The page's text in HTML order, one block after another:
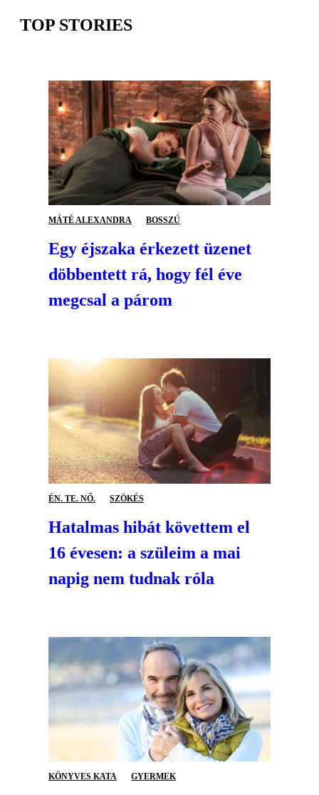
TOP STORIES
MÁTÉ ALEXANDRA BOSSZÚ
Egy éjszaka érkezett üzenet
döbbentett rá, hogy fél éve
megcsal a párom
ÉN. TE. NŐ. SZÖKÉS
Hatalmas hibát követtem el
16 évesen: a szüleim a mai
napig nem tudnak róla
KÖNYVES KATA GYERMEK